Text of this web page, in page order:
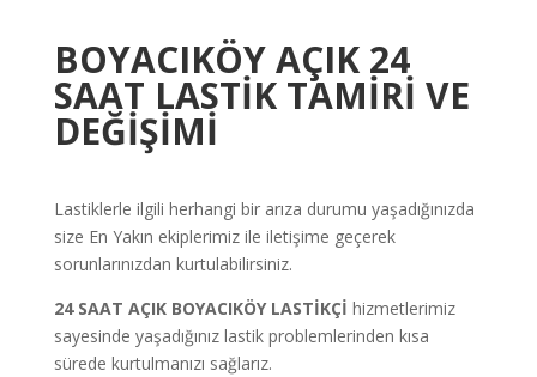
BOYACIKÖY AÇIK 24
SAAT LASTİK TAMİRİ VE
DEĞİŞİMİ
Lastiklerle ilgili herhangi bir arıza durumu yaşadığınızda
size En Yakın ekiplerimiz ile iletişime geçerek
sorunlarınızdan kurtulabilirsiniz.
24 SAAT AÇIK BOYACIKÖY LASTİKÇİ hizmetlerimiz
sayesinde yaşadığınız lastik problemlerinden kısa
sürede kurtulmanızı sağlarız.